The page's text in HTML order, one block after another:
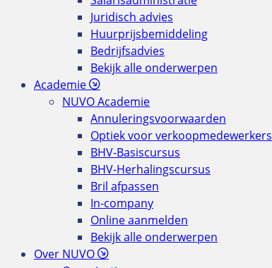
Juridisch advies
Huurprijsbemiddeling
Bedrijfsadvies
Bekijk alle onderwerpen
Academie
NUVO Academie
Annuleringsvoorwaarden
Optiek voor verkoopmedewerkers
BHV-Basiscursus
BHV-Herhalingscursus
Bril afpassen
In-company
Online aanmelden
Bekijk alle onderwerpen
Over NUVO